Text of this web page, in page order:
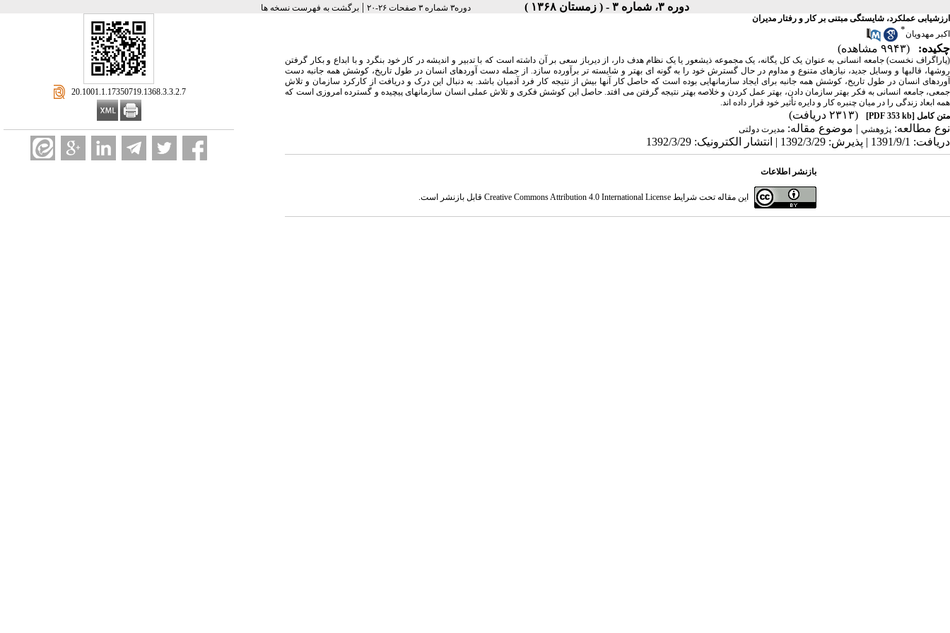
دوره ۳، شماره ۳ - ( زمستان ۱۳۶۸ ) دوره۳ شماره ۳ صفحات ۲۶-۲۰ | برگشت به فهرست نسخه ها
‎ 20.1001.1.17350719.1368.3.3.2.7
ارزشیابی عملکرد، شایستگی مبتنی بر کار و رفتار مدیران
اکبر مهدویان*
چکیده: (۹۹۴۳ مشاهده)
(پاراگراف نخست) جامعه انسانی به عنوان یک کل یگانه، یک مجموعه ذیشعور یا یک نظام هدف دار، از دیرباز سعی بر آن داشته است که با تدبیر و اندیشه در کار خود بنگرد و با ابداع و بکار گرفتن
روشها، قالبها و وسایل جدید، نیازهای متنوع و مداوم در حال گسترش خود را به گونه ای بهتر و شایسته تر برآورده سازد. از جمله دست آوردهای انسان در طول تاریخ، کوشش همه جانبه دست
آوردهای انسان در طول تاریخ، کوشش همه جانبه برای ایجاد سازمانهایی بوده است که حاصل کار آنها بیش از نتیجه کار فرد آدمیان باشد. به دنبال این درک و دریافت از کارکرد سازمان و تلاش
جمعی، جامعه انسانی به فکر بهتر سازمان دادن، بهتر عمل کردن و خلاصه بهتر نتیجه گرفتن می افتد. حاصل این کوشش فکری و تلاش عملی انسان سازمانهای پیچیده و گسترده امروزی است که
همه ابعاد زندگی را در میان چنبره کار و دایره تأثیر خود قرار داده اند.
متن کامل [PDF 353 kb]
(۲۳۱۳ دریافت)
نوع مطالعه: پژوهشي | موضوع مقاله: مدیرت دولتی
دریافت: 1391/9/1 | پذیرش: 1392/3/29 | انتشار الکترونیک: 1392/3/29
بازنشر اطلاعات
این مقاله تحت شرایط Creative Commons Attribution 4.0 International Licenseقابل بازنشر است.